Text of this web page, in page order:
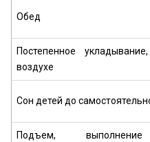
Обед
Постепенное
воздухе
Сон детей до
Подъем,